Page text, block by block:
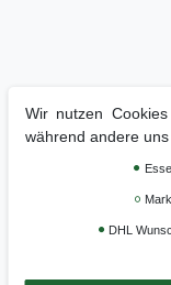
Wir nutzen
während andere
DHL